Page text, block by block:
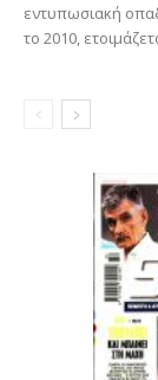
εντυπωσιακή
το 2010,